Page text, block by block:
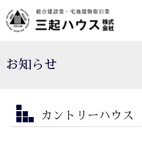
お知らせ
カントリーハウ